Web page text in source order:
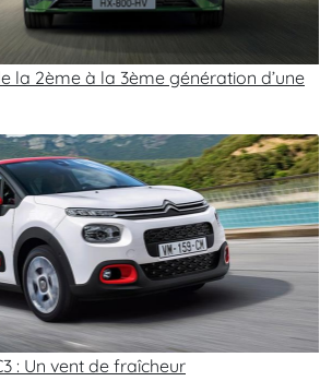
la 2ème à la 3ème génération d’une
: Un vent de fraîcheur